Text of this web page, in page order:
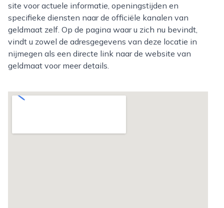
site voor actuele informatie, openingstijden en
specifieke diensten naar de officiële kanalen van
geldmaat zelf. Op de pagina waar u zich nu bevindt,
vindt u zowel de adresgegevens van deze locatie in
nijmegen als een directe link naar de website van
geldmaat voor meer details.